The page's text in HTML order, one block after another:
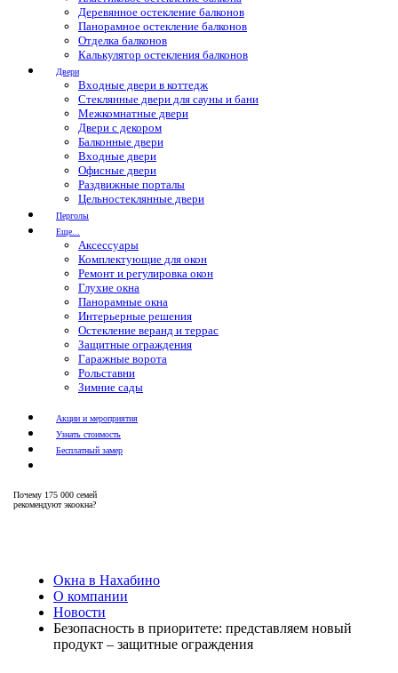
Деревянное остекление балконов
Панорамное остекление балконов
Отделка балконов
Калькулятор остекления балконов
Двери
Входные двери в коттедж
Стеклянные двери для сауны и бани
Межкомнатные двери
Двери с декором
Балконные двери
Входные двери
Офисные двери
Раздвижные порталы
Цельностеклянные двери
Перголы
Еще...
Аксессуары
Комплектующие для окон
Ремонт и регулировка окон
Глухие окна
Панорамные окна
Интерьерные решения
Остекление веранд и террас
Защитные ограждения
Гаражные ворота
Рольставни
Зимние сады
Акции и мероприятия
Узнать стоимость
Бесплатный замер
Почему 175 000 семей
рекомендуют экоокна?
Окна в Нахабино
О компании
Новости
Безопасность в приоритете: представляем новый
продукт – защитные ограждения